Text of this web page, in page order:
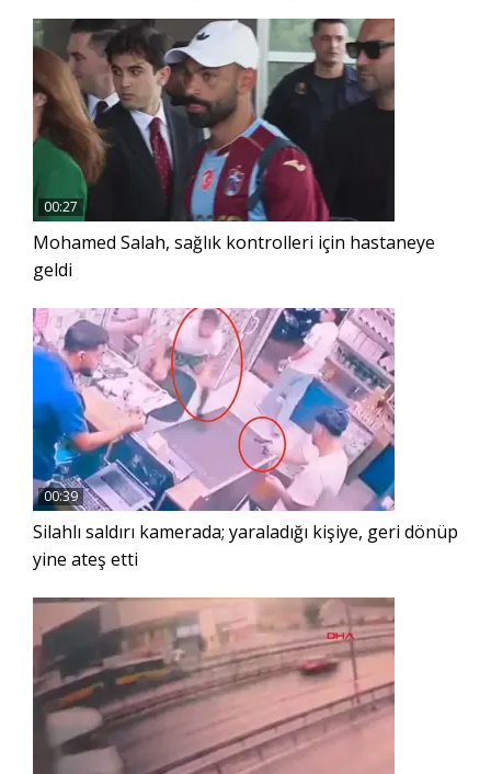
00:27
Mohamed Salah, sağlık kontrolleri için hastaneye
geldi
00:39
Silahlı saldırı kamerada; yaraladığı kişiye, geri dönüp
yine ateş etti